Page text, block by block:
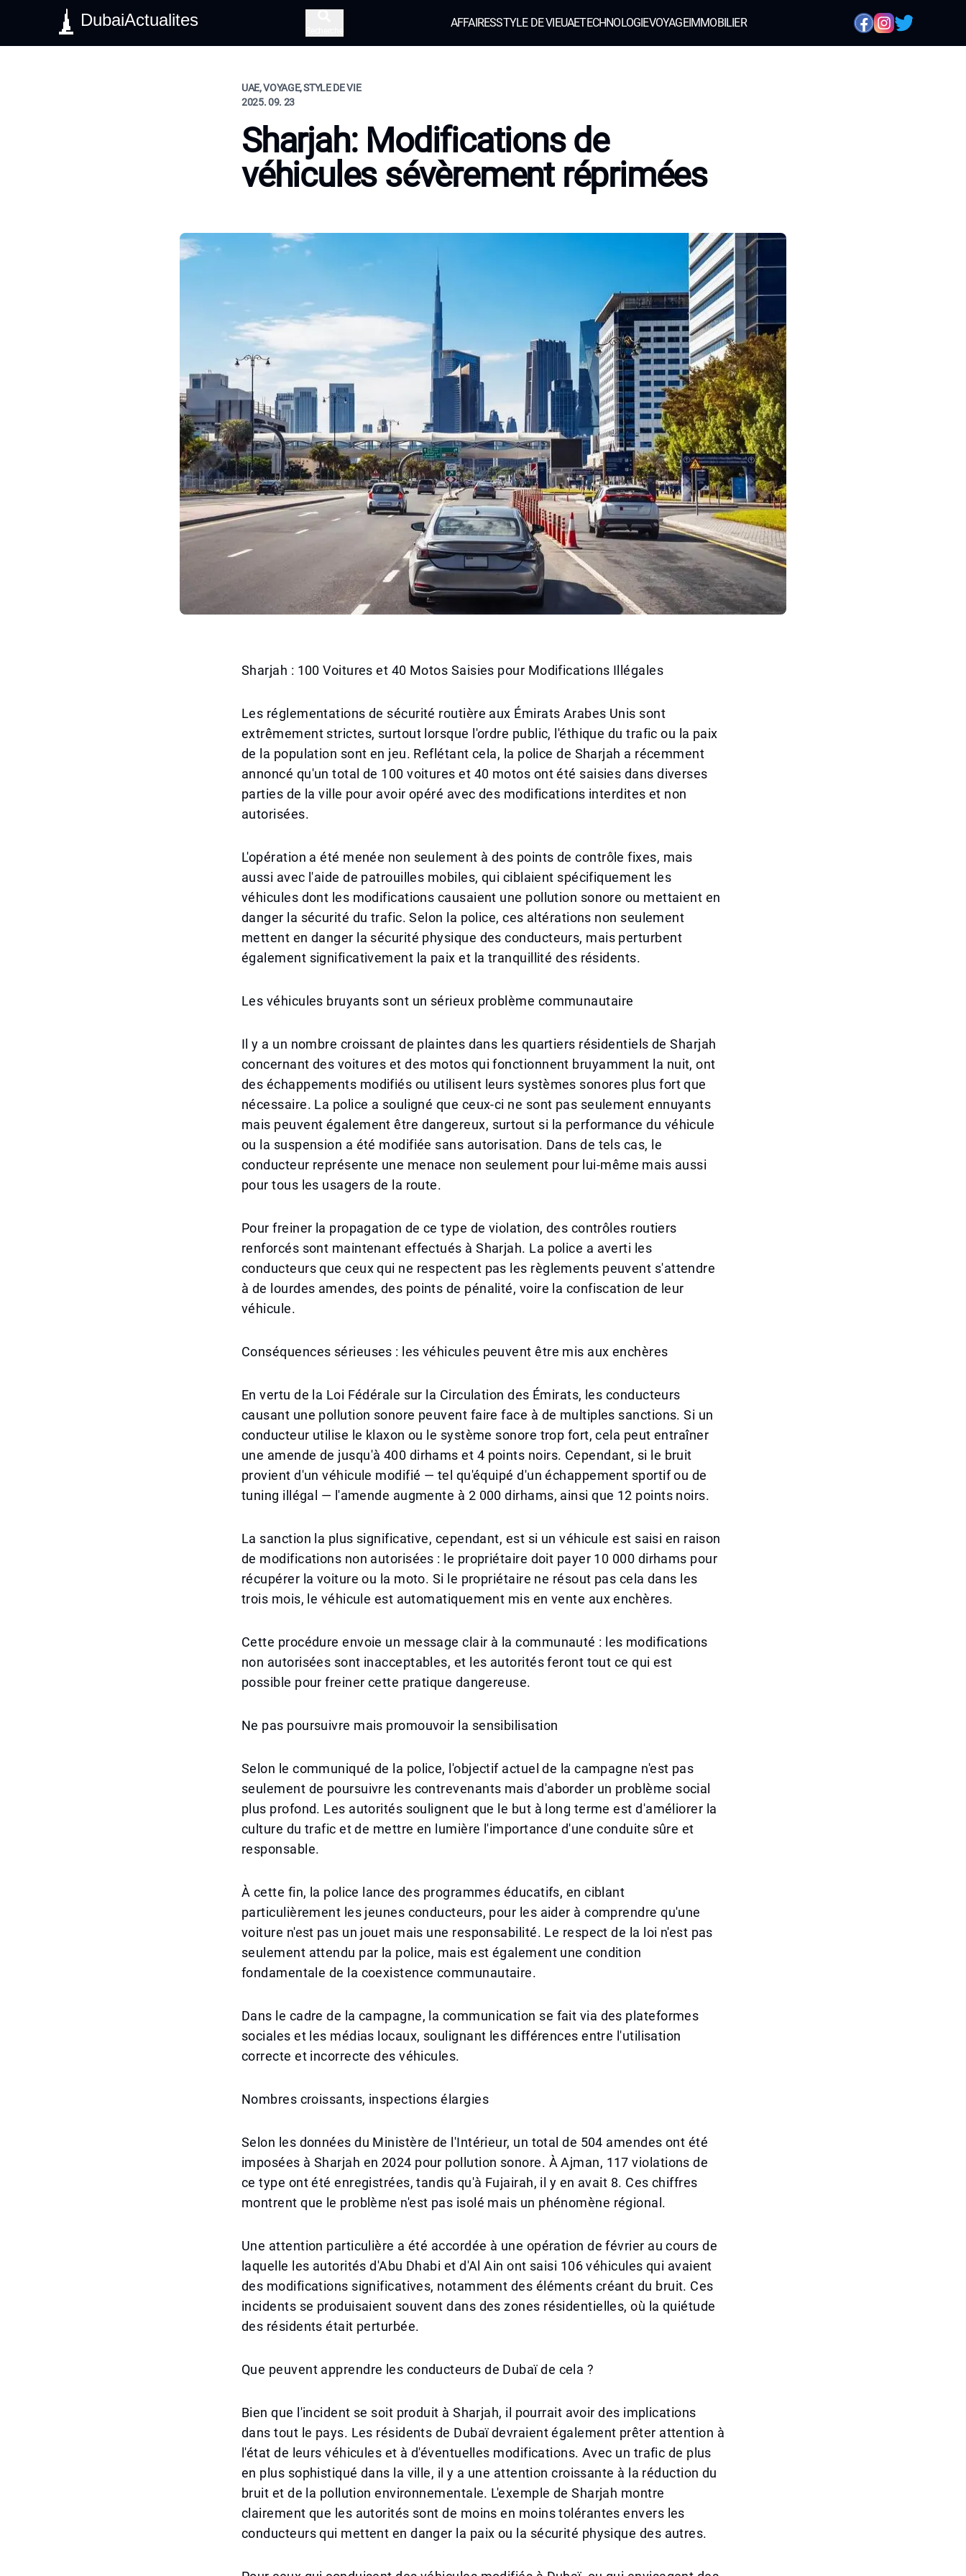
DubaiActualites AFFAIRESSTYLE DE VIEUAETECHNOLOGIEVOYAGEIMMOBILIER
UAE, VOYAGE, STYLE DE VIE
2025. 09. 23
Sharjah: Modifications de
véhicules sévèrement réprimées
Sharjah : 100 Voitures et 40 Motos Saisies pour Modifications Illégales
Les réglementations de sécurité routière aux Émirats Arabes Unis sont
extrêmement strictes, surtout lorsque l'ordre public, l'éthique du trafic ou la paix
de la population sont en jeu. Reflétant cela, la police de Sharjah a récemment
annoncé qu'un total de 100 voitures et 40 motos ont été saisies dans diverses
parties de la ville pour avoir opéré avec des modifications interdites et non
autorisées.
L'opération a été menée non seulement à des points de contrôle fixes, mais
aussi avec l'aide de patrouilles mobiles, qui ciblaient spécifiquement les
véhicules dont les modifications causaient une pollution sonore ou mettaient en
danger la sécurité du trafic. Selon la police, ces altérations non seulement
mettent en danger la sécurité physique des conducteurs, mais perturbent
également significativement la paix et la tranquillité des résidents.
Les véhicules bruyants sont un sérieux problème communautaire
Il y a un nombre croissant de plaintes dans les quartiers résidentiels de Sharjah
concernant des voitures et des motos qui fonctionnent bruyamment la nuit, ont
des échappements modifiés ou utilisent leurs systèmes sonores plus fort que
nécessaire. La police a souligné que ceux-ci ne sont pas seulement ennuyants
mais peuvent également être dangereux, surtout si la performance du véhicule
ou la suspension a été modifiée sans autorisation. Dans de tels cas, le
conducteur représente une menace non seulement pour lui-même mais aussi
pour tous les usagers de la route.
Pour freiner la propagation de ce type de violation, des contrôles routiers
renforcés sont maintenant effectués à Sharjah. La police a averti les
conducteurs que ceux qui ne respectent pas les règlements peuvent s'attendre
à de lourdes amendes, des points de pénalité, voire la confiscation de leur
véhicule.
Conséquences sérieuses : les véhicules peuvent être mis aux enchères
En vertu de la Loi Fédérale sur la Circulation des Émirats, les conducteurs
causant une pollution sonore peuvent faire face à de multiples sanctions. Si un
conducteur utilise le klaxon ou le système sonore trop fort, cela peut entraîner
une amende de jusqu'à 400 dirhams et 4 points noirs. Cependant, si le bruit
provient d'un véhicule modifié — tel qu'équipé d'un échappement sportif ou de
tuning illégal — l'amende augmente à 2 000 dirhams, ainsi que 12 points noirs.
La sanction la plus significative, cependant, est si un véhicule est saisi en raison
de modifications non autorisées : le propriétaire doit payer 10 000 dirhams pour
récupérer la voiture ou la moto. Si le propriétaire ne résout pas cela dans les
trois mois, le véhicule est automatiquement mis en vente aux enchères.
Cette procédure envoie un message clair à la communauté : les modifications
non autorisées sont inacceptables, et les autorités feront tout ce qui est
possible pour freiner cette pratique dangereuse.
Ne pas poursuivre mais promouvoir la sensibilisation
Selon le communiqué de la police, l'objectif actuel de la campagne n'est pas
seulement de poursuivre les contrevenants mais d'aborder un problème social
plus profond. Les autorités soulignent que le but à long terme est d'améliorer la
culture du trafic et de mettre en lumière l'importance d'une conduite sûre et
responsable.
À cette fin, la police lance des programmes éducatifs, en ciblant
particulièrement les jeunes conducteurs, pour les aider à comprendre qu'une
voiture n'est pas un jouet mais une responsabilité. Le respect de la loi n'est pas
seulement attendu par la police, mais est également une condition
fondamentale de la coexistence communautaire.
Dans le cadre de la campagne, la communication se fait via des plateformes
sociales et les médias locaux, soulignant les différences entre l'utilisation
correcte et incorrecte des véhicules.
Nombres croissants, inspections élargies
Selon les données du Ministère de l'Intérieur, un total de 504 amendes ont été
imposées à Sharjah en 2024 pour pollution sonore. À Ajman, 117 violations de
ce type ont été enregistrées, tandis qu'à Fujairah, il y en avait 8. Ces chiffres
montrent que le problème n'est pas isolé mais un phénomène régional.
Une attention particulière a été accordée à une opération de février au cours de
laquelle les autorités d'Abu Dhabi et d'Al Ain ont saisi 106 véhicules qui avaient
des modifications significatives, notamment des éléments créant du bruit. Ces
incidents se produisaient souvent dans des zones résidentielles, où la quiétude
des résidents était perturbée.
Que peuvent apprendre les conducteurs de Dubaï de cela ?
Bien que l'incident se soit produit à Sharjah, il pourrait avoir des implications
dans tout le pays. Les résidents de Dubaï devraient également prêter attention à
l'état de leurs véhicules et à d'éventuelles modifications. Avec un trafic de plus
en plus sophistiqué dans la ville, il y a une attention croissante à la réduction du
bruit et de la pollution environnementale. L'exemple de Sharjah montre
clairement que les autorités sont de moins en moins tolérantes envers les
conducteurs qui mettent en danger la paix ou la sécurité physique des autres.